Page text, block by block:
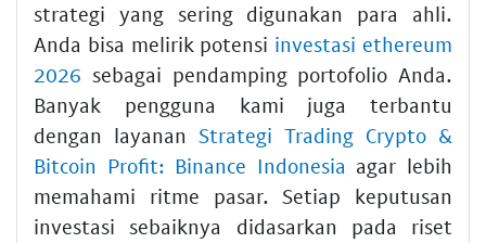
strategi yang sering digunakan para ahli.
Anda bisa melirik potensi investasi ethereum
2026 sebagai pendamping portofolio Anda.
Banyak pengguna kami juga terbantu
dengan layanan Strategi Trading Crypto &
Bitcoin Profit: Binance Indonesia agar lebih
memahami ritme pasar. Setiap keputusan
investasi sebaiknya didasarkan pada riset